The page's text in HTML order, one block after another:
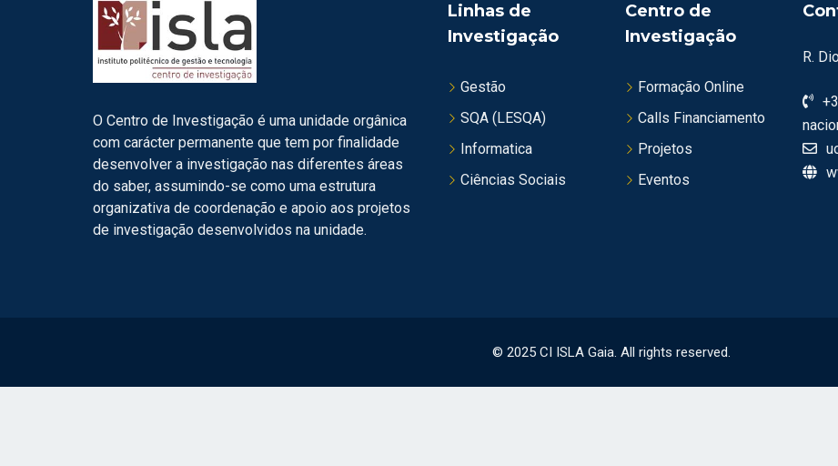
O Centro de Investigação é uma unidade orgânica
com carácter permanente que tem por finalidade
desenvolver a investigação nas diferentes áreas
do saber, assumindo-se como uma estrutura
organizativa de coordenação e apoio aos projetos
de investigação desenvolvidos na unidade.
Linhas de
Investigação
Gestão
SQA (LESQA)
Informatica
Ciências Sociais
Centro de
Investigação
Formação Online
Calls Financiamento
Projetos
Eventos
R.
© 2025 CI ISLA Gaia. All rights reserved.